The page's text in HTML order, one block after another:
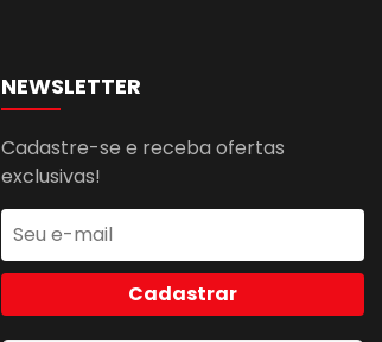
NEWSLETTER
Cadastre-se e receba ofertas
exclusivas!
Cadastrar